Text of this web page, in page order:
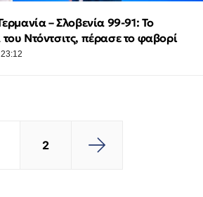
– Σλοβενία 99-91: Το
Ντόντσιτς, πέρασε το φαβορί
2